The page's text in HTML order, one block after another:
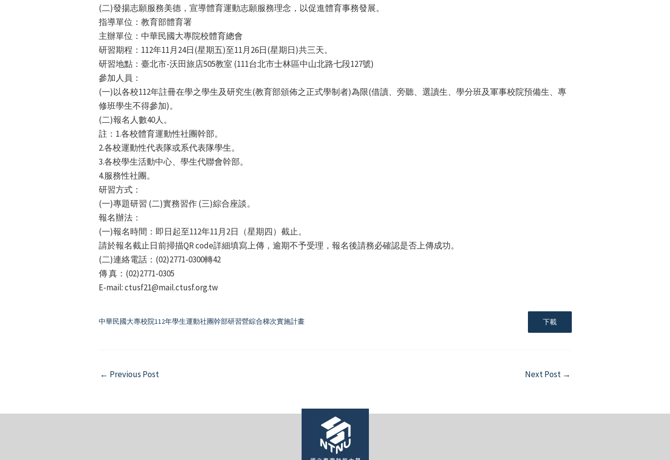
(二)發揚志願服務美德，宣導體育運動志願服務理念，以促進體育事務發展。
指導單位：教育部體育署
主辦單位：中華民國大專院校體育總會
研習期程：112年11月24日(星期五)至11月26日(星期日)共三天。
研習地點：臺北市-沃田旅店505教室 (111台北市士林區中山北路七段127號)
參加人員：
(一)以各校112年註冊在學之學生及研究生(教育部頒佈之正式學制者)為限(借讀、旁聽、選讀生、學分班及軍事校院預備生、專
修班學生不得參加)。
(二)報名人數40人。
註：1.各校體育運動性社團幹部。
2.各校運動性代表隊或系代表隊學生。
3.各校學生活動中心、學生代聯會幹部。
4.服務性社團。
研習方式：
(一)專題研習 (二)實務習作 (三)綜合座談。
報名辦法：
(一)報名時間：即日起至112年11月2日（星期四）截止。
請於報名截止日前掃描QR code詳細填寫上傳，逾期不予受理，報名後請務必確認是否上傳成功。
(二)連絡電話：(02)2771-0300轉42
傳 真：(02)2771-0305
E-mail: ctusf21@mail.ctusf.org.tw
中華民國大專校院112年學生運動社團幹部研習營綜合梯次實施計畫 下載
Post
← Previous Post Next Post →